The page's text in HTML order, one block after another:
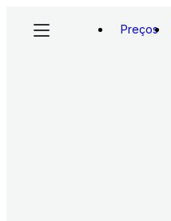
Preços